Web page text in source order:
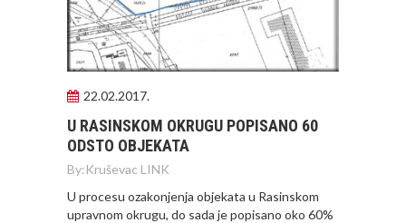
22.02.2017.
U RASINSKOM OKRUGU POPISANO 60
ODSTO OBJEKATA
By:Kruševac LINK
U procesu ozakonjenja objekata u Rasinskom
upravnom okrugu, do sada je popisano oko 60%